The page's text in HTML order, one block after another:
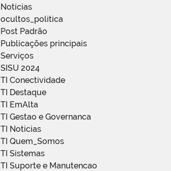
Notícias
ocultos_politica
Post Padrão
Publicações principais
Serviços
SISU 2024
TI Conectividade
TI Destaque
TI EmAlta
TI Gestao e Governanca
TI Noticias
TI Quem_Somos
TI Sistemas
TI Suporte e Manutencao